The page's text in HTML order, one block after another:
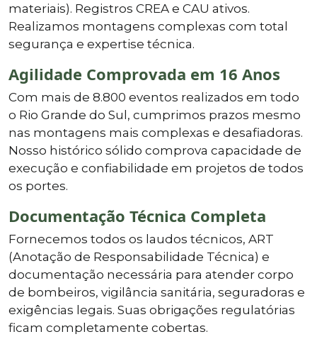
materiais). Registros CREA e CAU ativos.
Realizamos montagens complexas com total
segurança e expertise técnica.
Agilidade Comprovada em 16 Anos
Com mais de 8.800 eventos realizados em todo
o Rio Grande do Sul, cumprimos prazos mesmo
nas montagens mais complexas e desafiadoras.
Nosso histórico sólido comprova capacidade de
execução e confiabilidade em projetos de todos
os portes.
Documentação Técnica Completa
Fornecemos todos os laudos técnicos, ART
(Anotação de Responsabilidade Técnica) e
documentação necessária para atender corpo
de bombeiros, vigilância sanitária, seguradoras e
exigências legais. Suas obrigações regulatórias
ficam completamente cobertas.